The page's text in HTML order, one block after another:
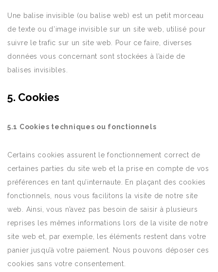
Une balise invisible (ou balise web) est un petit morceau
de texte ou d’image invisible sur un site web, utilisé pour
suivre le trafic sur un site web. Pour ce faire, diverses
données vous concernant sont stockées à l’aide de
balises invisibles.
5. Cookies
5.1 Cookies techniques ou fonctionnels
Certains cookies assurent le fonctionnement correct de
certaines parties du site web et la prise en compte de vos
préférences en tant qu’internaute. En plaçant des cookies
fonctionnels, nous vous facilitons la visite de notre site
web. Ainsi, vous n’avez pas besoin de saisir à plusieurs
reprises les mêmes informations lors de la visite de notre
site web et, par exemple, les éléments restent dans votre
panier jusqu’à votre paiement. Nous pouvons déposer ces
cookies sans votre consentement.